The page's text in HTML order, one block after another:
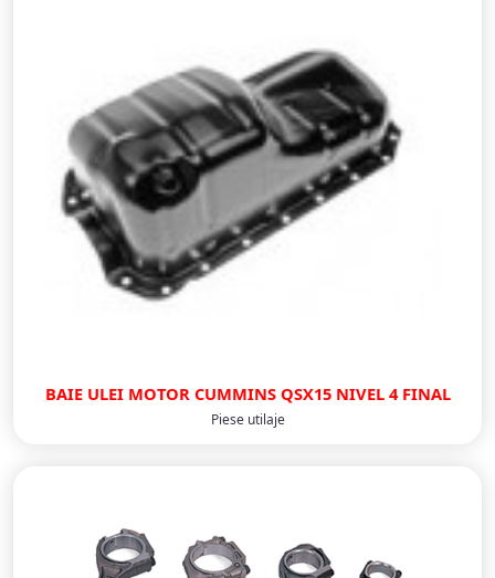
BAIE ULEI MOTOR CUMMINS QSX15 NIVEL 4 FINAL
Piese utilaje